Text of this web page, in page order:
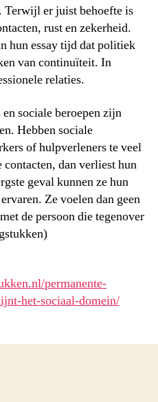
Terwijl er juist behoefte is
rust en zekerheid.
hun essay tijd dat politiek
van continuïteit. In
relaties.
sociale beroepen zijn
Hebben sociale
of hulpverleners te veel
contacten, dan verliest hun
geval kunnen ze hun
Ze voelen dan geen
de persoon die tegenover
permanente-
het-sociaal-domein/